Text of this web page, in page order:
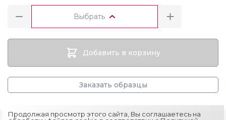
Выбрать
Добавить в корзину
Заказать образцы
Продолжая просмотр этого сайта, Вы соглашаетесь на